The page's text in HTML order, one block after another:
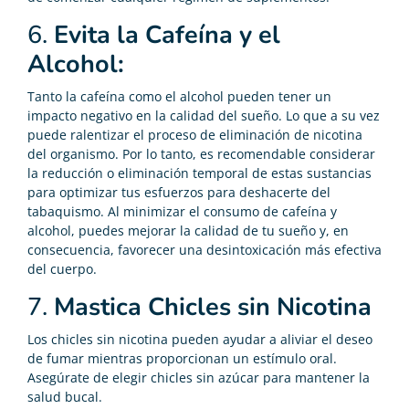
6. Evita la Cafeína y el
Alcohol:
Tanto la cafeína como el alcohol pueden tener un
impacto negativo en la calidad del sueño. Lo que a su vez
puede ralentizar el proceso de eliminación de nicotina
del organismo. Por lo tanto, es recomendable considerar
la reducción o eliminación temporal de estas sustancias
para optimizar tus esfuerzos para deshacerte del
tabaquismo. Al minimizar el consumo de cafeína y
alcohol, puedes mejorar la calidad de tu sueño y, en
consecuencia, favorecer una desintoxicación más efectiva
del cuerpo.
7. Mastica Chicles sin Nicotina
Los chicles sin nicotina pueden ayudar a aliviar el deseo
de fumar mientras proporcionan un estímulo oral.
Asegúrate de elegir chicles sin azúcar para mantener la
salud bucal.